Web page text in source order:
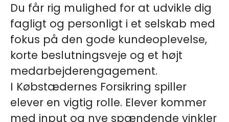
Du får rig mulighed for at udvikle dig
fagligt og personligt i et selskab med
fokus på den gode kundeoplevelse,
korte beslutningsveje og et højt
medarbejderengagement.
I Købstædernes Forsikring spiller
elever en vigtig rolle. Elever kommer
med input og nye spændende vinkler